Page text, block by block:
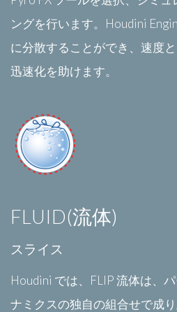
ングを行います。Houdini
に分散することができ、速度
迅速化を助けます。
FLUID(流体)
スライス
Houdini では、FLIP 流体は、
ナミクスの独自の組合せで成